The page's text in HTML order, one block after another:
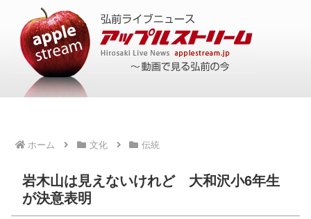
ホーム 文化 伝統
岩木山は見えないけれど 大和沢小6年生
が決意表明